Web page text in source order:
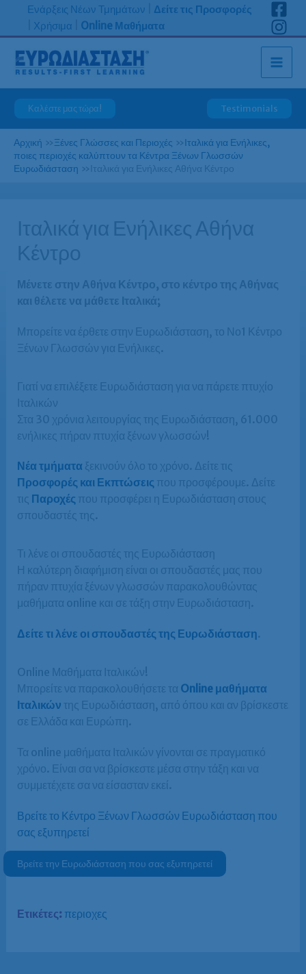
Μετάβαση
περιεχόμενο
Ενάρξεις Νέων Τμημάτων
Δείτε τις Προσφορές
Χρήσιμα Online Μαθήματα
Καλέστε μας τώρα! Testimonials
Αρχική »Ξένες Γλώσσες και Περιοχές »Ιταλικά για Ενήλικες,
ποιες περιοχές καλύπτουν τα Κέντρα Ξένων Γλωσσών
Ευρωδιάσταση » Ιταλικά για Ενήλικες Αθήνα Κέντρο
Ιταλικά για Ενήλικες Αθήνα
Κέντρο
Μένετε στην Αθήνα Κέντρο, στο κέντρο της Αθήνας
και θέλετε να μάθετε Ιταλικά;
Μπορείτε να έρθετε στην Ευρωδιάσταση, το Νο1 Κέντρο
Ξένων Γλωσσών για Ενήλικες.
Γιατί να επιλέξετε Ευρωδιάσταση για να πάρετε πτυχίο
Ιταλικών
Στα 30 χρόνια λειτουργίας της Ευρωδιάσταση, 61.000
ενήλικες πήραν πτυχία ξένων γλωσσών!
Νέα τμήματα ξεκινούν όλο το χρόνο. Δείτε τις
Προσφορές και Εκπτώσεις που προσφέρουμε. Δείτε
τις Παροχές που προσφέρει η Ευρωδιάσταση στους
σπουδαστές της.
Τι λένε οι σπουδαστές της Ευρωδιάσταση
Η καλύτερη διαφήμιση είναι οι σπουδαστές μας που
πήραν πτυχία ξένων γλωσσών παρακολουθώντας
μαθήματα online και σε τάξη στην Ευρωδιάσταση.
Δείτε τι λένε οι σπουδαστές της Ευρωδιάσταση.
Online Μαθήματα Ιταλικών!
Μπορείτε να παρακολουθήσετε τα Online μαθήματα
Ιταλικών της Ευρωδιάσταση, από όπου και αν βρίσκεστε
σε Ελλάδα και Ευρώπη.
Τα online μαθήματα Ιταλικών γίνονται σε πραγματικό
χρόνο. Είναι σα να βρίσκεστε μέσα στην τάξη και να
συμμετέχετε σα να είσασταν εκεί.
Βρείτε το Κέντρο Ξένων Γλωσσών Ευρωδιάσταση που
σας εξυπηρετεί
Βρείτε την Ευρωδιάσταση που σας εξυπηρετεί
Ετικέτες: περιοχες